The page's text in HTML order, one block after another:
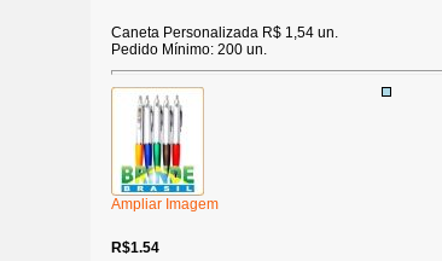
Caneta Personalizada R$ 1,54 un.
Pedido Mínimo: 200 un.
Ampliar Imagem
R$1.54